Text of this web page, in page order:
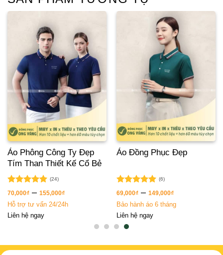
Áo Đồng Phục Đẹp
Được xếp
hạng
5 sao
(6)
69,000₫– 149,000₫
Bảo hành áo 6 tháng
Liên hệ ngay
Áo Phông Công Ty Đẹp
Tím Than Thiết Kế Cổ Bẻ
Được xếp
hạng
5 sao
(24)
70,000₫– 155,000₫
Hỗ trợ tư vấn 24/24h
Liên hệ ngay